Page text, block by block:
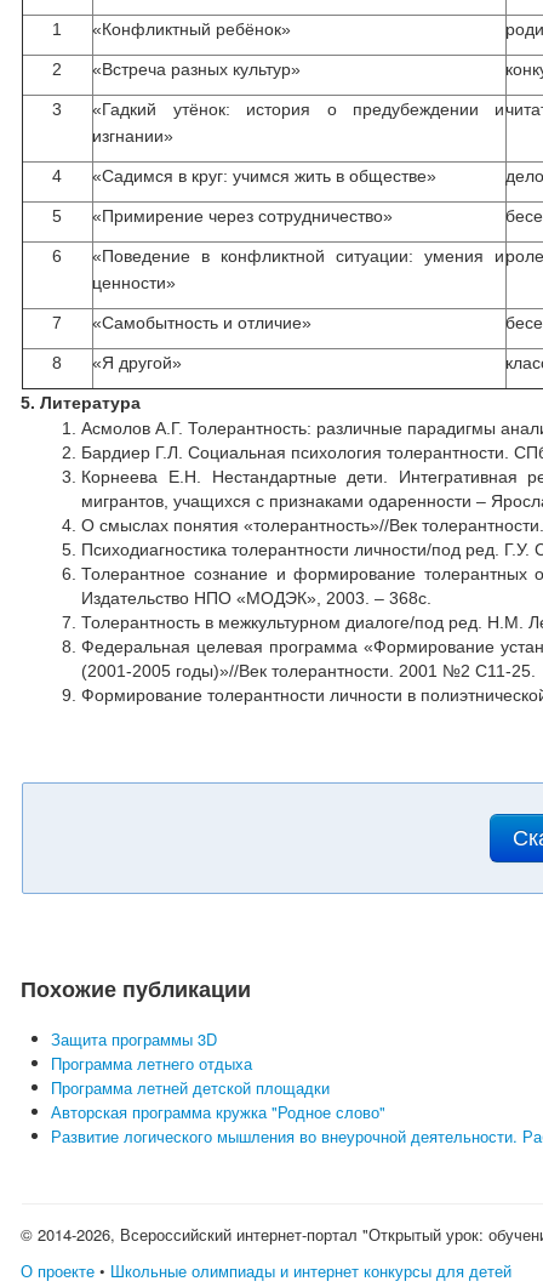
1 «Конфликтный ребёнок»
2 «Встреча разных культур»
3
«Гадкий утёнок: история о предубеждении и
изгнании»
4 «Садимся в круг: учимся жить в обществе»
5 «Примирение через сотрудничество»
6
«Поведение в конфликтной ситуации: умения и
ценности»
7 «Самобытность и отличие»
8 «Я другой»
5. Литература
Асмолов А.Г. Толерантность: различные парадигмы
Бардиер Г.Л. Социальная психология толерантности.
Корнеева Е.Н. Нестандартные дети. Интегративная
мигрантов, учащихся с признаками одаренности –
О смыслах понятия «толерантность»//Век
Психодиагностика толерантности личности/под ред.
Толерантное сознание и формирование
Издательство НПО «МОДЭК», 2003. – 368с.
Толерантность в межкультурном диалоге/под ред. Н.М.
Федеральная целевая программа «Формирование
(2001-2005 годы)»//Век толерантности. 2001 №2 С11-25.
Формирование толерантности личности в
Похожие публикации
Защита программы 3D
Программа летнего отдыха
Программа летней детской площадки
Авторская программа кружка "Родное слово"
Развитие логического мышления во внеурочной деятельности.
© 2014-2026, Всероссийский интернет-портал "Открытый урок:
О проекте • Школьные олимпиады и интернет конкурсы для детей